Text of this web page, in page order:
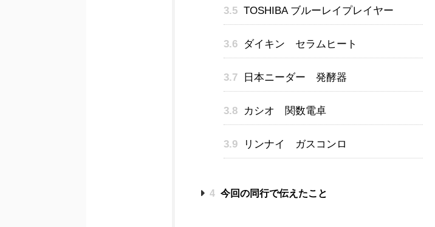
3.5 TOSHIBA ブルーレイプレイヤー
3.6 ダイキン セラムヒート
3.7 日本ニーダー 発酵器
3.8 カシオ 関数電卓
3.9 リンナイ ガスコンロ
4 今回の同行で伝えたこと